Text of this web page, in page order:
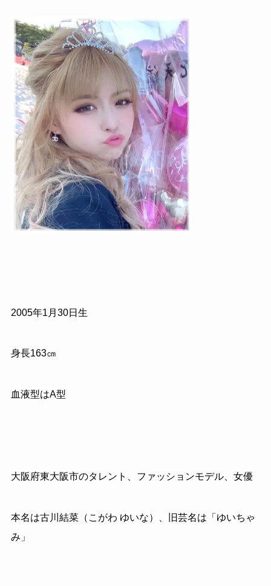
2005年1月30日生
身長163㎝
血液型はA型
大阪府東大阪市のタレント、ファッションモデル、女優
本名は古川結菜（こがわ ゆいな）、旧芸名は「ゆいちゃ
み」